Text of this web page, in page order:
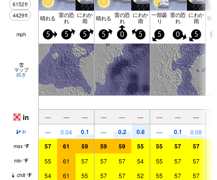
6152ft
4429ft 晴れる 雷の恐
れ
にわか
雨 晴れる 雷の恐
れ
にわか
雨
一部曇
り
雷の恐
れ
にわか
雨 晴
mph 5 5 5 5 0 5 5 0 5
雪
マップ
続き
in — — — — — — — — —
in — 0.04 0.1 — 0.2 0.6 — 0.1 0.08
max °F 57 61 59 59 59 55 55 57 57
min °F 55 61 57 57 57 54 55 57 57
chill °F 54 61 55 57 57 52 55 57 57